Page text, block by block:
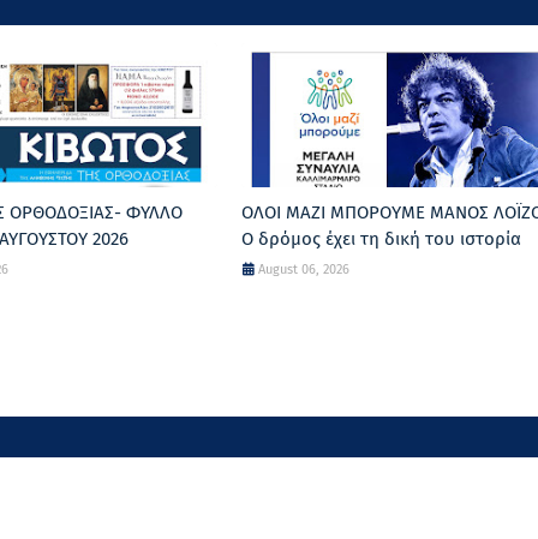
ΟΡΘΟΔΟΞΙΑΣ- ΦΥΛΛΟ
2026
ΟΛΟΙ ΜΑΖΙ ΜΠΟΡΟΥΜΕ ΜΑΝΟΣ
Ο δρόμος έχει τη δική του ιστορία
August 06, 2026